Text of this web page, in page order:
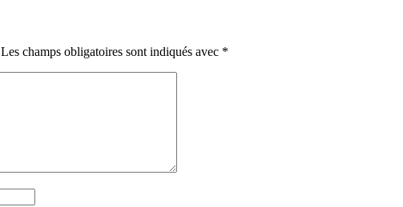
Les champs obligatoires sont indiqués avec *